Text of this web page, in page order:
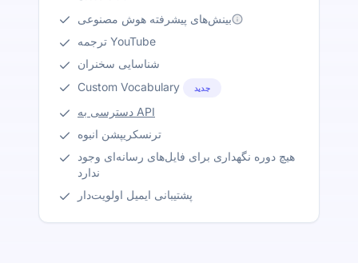
بینش‌های پیشرفته هوش مصنوعی
ترجمه YouTube
شناسایی سخنران
Custom Vocabulary
جدید
دسترسی به API
ترنسکریپشن انبوه
هیچ دوره نگهداری برای فایل‌های رسانه‌ای وجود
ندارد
پشتیبانی ایمیل اولویت‌دار